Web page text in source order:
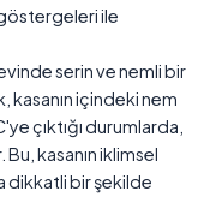
ile
serin ve nemli bir
kasanın içindeki nem
çıktığı durumlarda,
kasanın iklimsel
dikkatli bir şekilde